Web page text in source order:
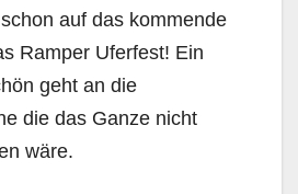
auf das kommende
Ramper Uferfest! Ein
geht an die
die das Ganze nicht
wäre.